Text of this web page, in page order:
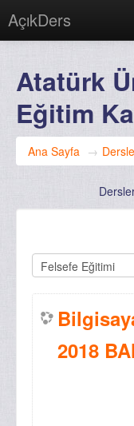
AçıkDers
Giriş yapmadınız. (Giriş
Atatürk
Eğitim
Ana Sayfa →
2018